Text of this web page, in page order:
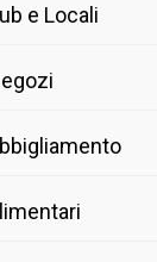
e Locali